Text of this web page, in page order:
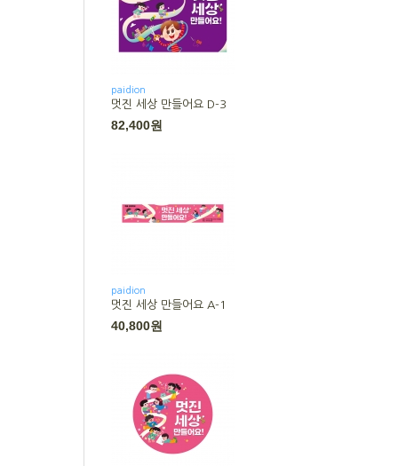
paidion
멋진 세상 만들어요 D-3
82,400원
paidion
멋진 세상 만들어요 A-1
40,800원